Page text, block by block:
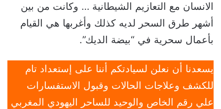
الانسان مع التعازيم الشيطانية … وكانت من بين
أشهر طرق السحر لديه كذلك وأغربها هي القيام
بأعمال سحرية في “بيضة الديك”.
يسعدنا أن نعلن لسيادتكم أننا على إستعداد تام
للكشف وعلاجات الحالات وقبول الاستفسارات
علي رقم الخاص والوحيد للساحر اليهودي المغربي